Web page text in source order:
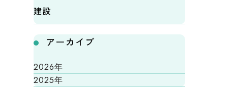
建設
アーカイブ
2026年
2025年